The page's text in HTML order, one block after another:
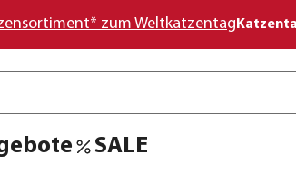
zum Weltkatzentag
SALE